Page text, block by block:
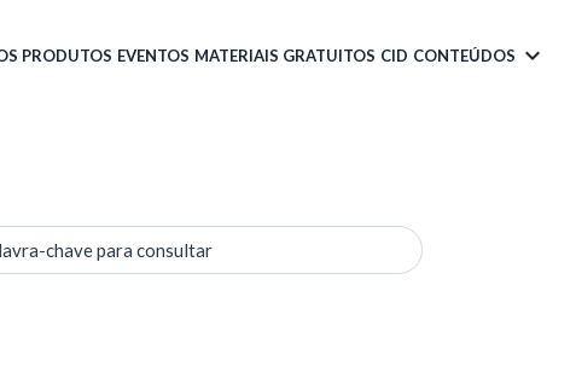
PRODUTOS EVENTOS MATERIAIS GRATUITOS CID CONTEÚDOS
chave para consultar